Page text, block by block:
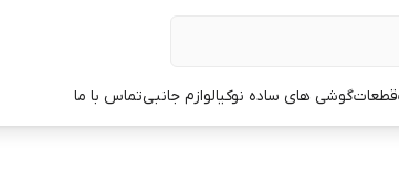
قطعاتگوشی های ساده نوکیالوازم جانبیتماس با ما